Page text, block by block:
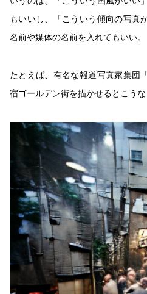
もいいし、「こういう傾向の写真
名前や媒体の名前を入れてもいい。
たとえば、有名な報道写真家集団
宿ゴールデン街を描かせるとこうな